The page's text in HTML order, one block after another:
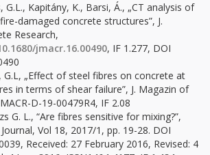
G.L., Kapitány, K., Barsi, Á., „CT analysis of
damaged concrete structures”, J.
Research,
jmacr.16.00490, IF 1.277, DOI
G.L, „Effect of steel fibres on concrete at
in terms of shear failure”, J. Magazin of
D-19-00479R4, IF 2.08
G. L., “Are fibres sensitive for mixing?”,
Vol 18, 2017/1, pp. 19-28. DOI
Received: 27 February 2016, Revised: 4